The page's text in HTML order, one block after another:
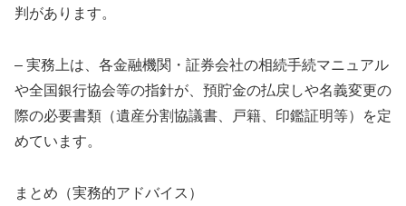
判があります。
– 実務上は、各金融機関・証券会社の相続手続マニュアル
や全国銀行協会等の指針が、預貯金の払戻しや名義変更の
際の必要書類（遺産分割協議書、戸籍、印鑑証明等）を定
めています。
まとめ（実務的アドバイス）